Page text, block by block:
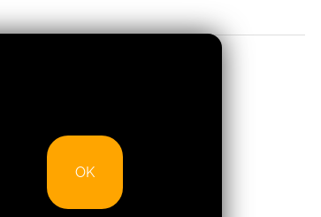
My Account
Cart
OK